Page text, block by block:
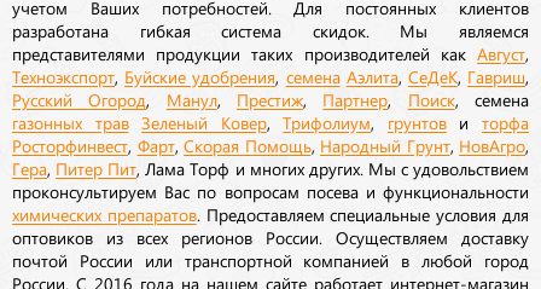
учетом Ваших потребностей. Для постоянных клиентов
разработана гибкая система скидок. Мы являемся
представителями продукции таких производителей как Август
Техноэкспорт Буйские удобрения семена Аэлита, СеДеК, Гавриш
Русский Огород Манул, Престиж Партнер Поиск, семена
газонных трав Зеленый Ковер,Трифолиум грунтовиторфа
Росторфинвест Фарт, Скорая Помощь Народный Грунт, НовАгро
Гера Питер Пит , Лама Торф и многих других. Мы с удовольствием
проконсультируем Вас по вопросам посева и функциональности
химических препаратов. Предоставляем специальные условия для
оптовиков из всех регионов России. Осуществляем доставку
почтой России или транспортной компанией в любой город
России. С 2016 года на нашем сайте работает интернет-магазин